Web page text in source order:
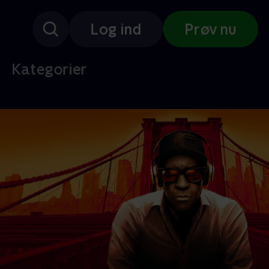
Log ind Prøv nu
Kategorier